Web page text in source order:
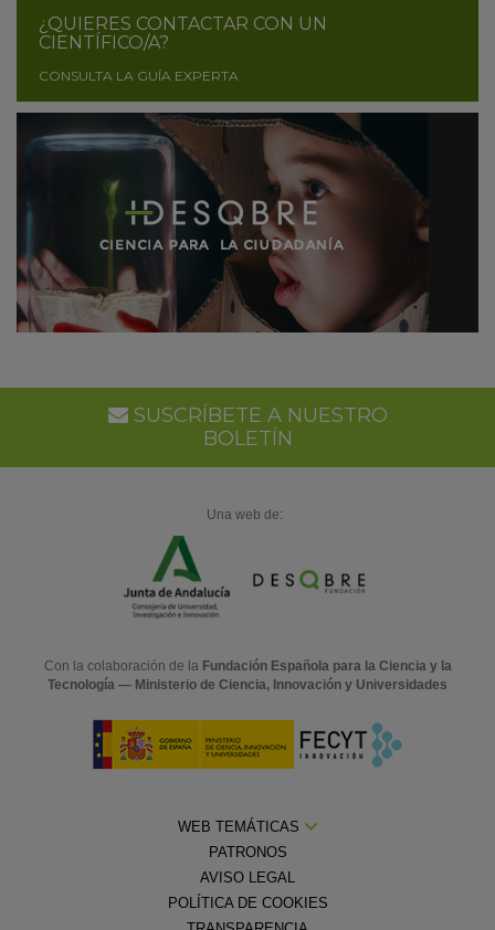
¿QUIERES CONTACTAR CON UN
CIENTÍFICO/A?
CONSULTA LA GUÍA EXPERTA
SUSCRÍBETE A NUESTRO
BOLETÍN
Una web de:
Con la colaboración de la Fundación Española para la Ciencia y la
Tecnología — Ministerio de Ciencia, Innovación y Universidades
WEB TEMÁTICAS
PATRONOS
AVISO LEGAL
POLÍTICA DE COOKIES